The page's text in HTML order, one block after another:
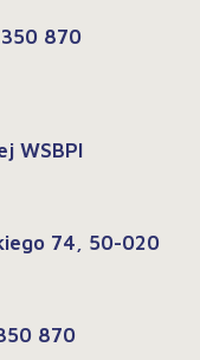
870
WSBPI
74, 50-020
870